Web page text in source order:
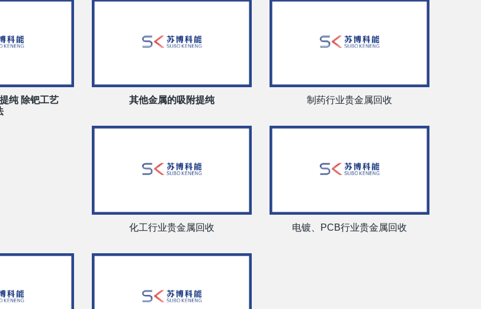
纯 除钯工艺
其他金属的吸附提纯 制药行业贵金属回收
化工行业贵金属回收 电镀、PCB行业贵金属回收